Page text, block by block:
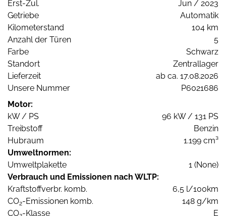
Erst-Zul.
Jun / 2023
Getriebe
Automatik
Kilometerstand
104 km
Anzahl der Türen
5
Farbe
Schwarz
Standort
Zentrallager
Lieferzeit
ab ca. 17.08.2026
Unsere Nummer
P6021686
Motor:
kW / PS
96 kW / 131 PS
Treibstoff
Benzin
Hubraum
1.199 cm³
Umweltnormen:
Umweltplakette
1 (None)
Verbrauch und Emissionen nach WLTP:
Kraftstoffverbr. komb.
6,5 l/100km
CO2-Emissionen komb.
148 g/km
CO -Klasse E